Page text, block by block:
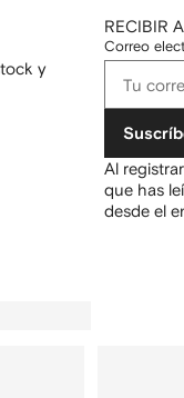
y
RECIBIR
Correo
Al
que has
desde el